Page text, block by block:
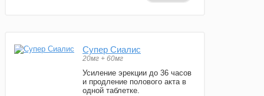
Супер Сиалис
20мг + 60мг
Усиление эрекции до 36 часов
и продление полового акта в
одной таблетке.